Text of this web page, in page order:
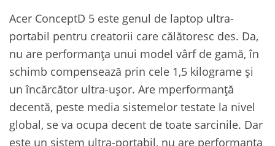
Acer ConceptD 5 este genul de laptop ultra-
portabil pentru creatorii care călătoresc des. Da,
nu are performanța unui model vârf de gamă, în
schimb compensează prin cele 1,5 kilograme și
un încărcător ultra-ușor. Are mperformanță
decentă, peste media sistemelor testate la nivel
global, se va ocupa decent de toate sarcinile. Dar
este un sistem ultra-portabil, nu are performanța